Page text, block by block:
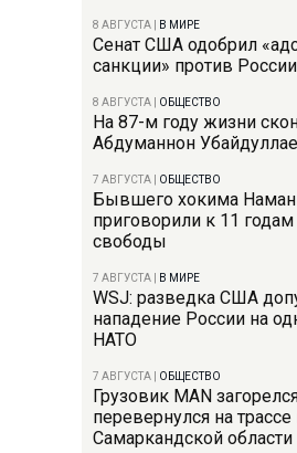
8 АВГУСТА В МИРЕ
Сенат США одобрил
санкции» против России
8 АВГУСТА ОБЩЕСТВО
На 87-м году жизни
Абдуманнон
7 АВГУСТА ОБЩЕСТВО
Бывшего хокима
приговорили к 11
свободы
7 АВГУСТА В МИРЕ
WSJ: разведка США
нападение России на
НАТО
7 АВГУСТА ОБЩЕСТВО
Грузовик MAN
перевернулся на трассе
Самаркандской области